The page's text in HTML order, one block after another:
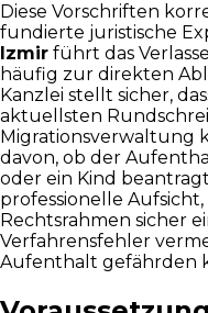
Diese Vorschriften
fundierte juristische
Izmir führt das
häufig zur direkten
Kanzlei stellt sicher,
aktuellsten
Migrationsverwaltung
davon, ob der
oder ein Kind
professionelle
Rechtsrahmen sicher
Verfahrensfehler
Aufenthalt gefährden